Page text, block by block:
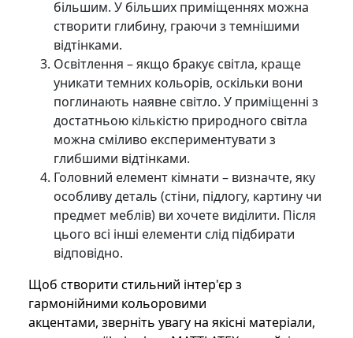
більшим. У більших приміщеннях можна
створити глибину, граючи з темнішими
відтінками.
Освітлення – якщо бракує світла, краще
уникати темних кольорів, оскільки вони
поглинають наявне світло. У приміщенні з
достатньою кількістю природного світла
можна сміливо експериментувати з
глибшими відтінками.
Головний елемент кімнати – визначте, яку
особливу деталь (стіни, підлогу, картину чи
предмет меблів) ви хочете виділити. Після
цього всі інші елементи слід підбирати
відповідно.
Щоб створити стильний інтер'єр з
гармонійними кольоровими
акцентами, зверніть увагу на якісні матеріали,